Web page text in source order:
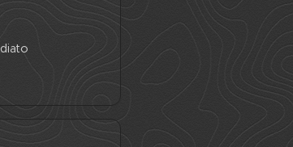
ocultos: cirugía mínimamente